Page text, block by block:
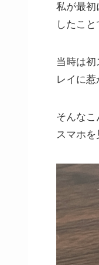
私が最初
したこと
当時は初
レイに惹
そんな
スマホ